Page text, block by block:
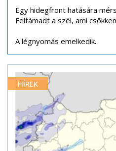
Egy hidegfront hatására
Feltámadt a szél, ami
A légnyomás emelkedik.
HÍREK